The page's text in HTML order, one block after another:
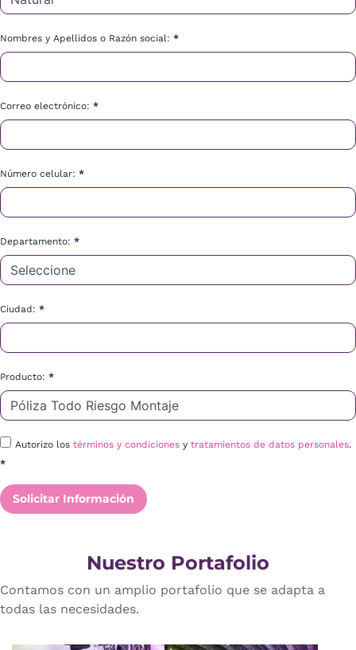
Nombres y Apellidos o Razón social: *
Correo electrónico: *
Número celular: *
Departamento: *
Ciudad: *
Producto: *
Autorizo los términos y condiciones y tratamientos de datos personales.
*
Solicitar Información
Nuestro Portafolio
Contamos con un amplio portafolio que se adapta a
todas las necesidades.